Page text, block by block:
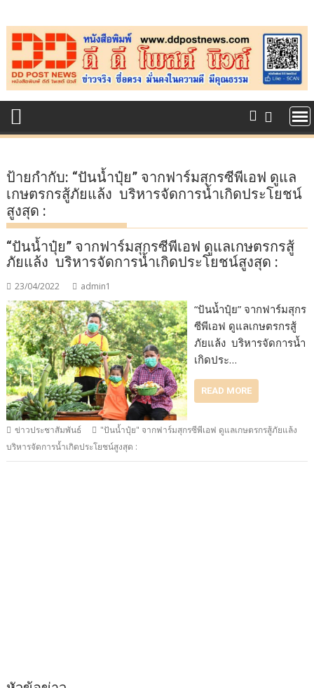
to
content
ป้ายกำกับ: “ปันน้ำปุ๋ย” จากฟาร์มสุกรซีพีเอฟ ดูแล
เกษตรกรสู้ภัยแล้ง บริหารจัดการน้ำเกิดประโยชน์
สูงสุด :
“ปันน้ำปุ๋ย” จากฟาร์มสุกรซีพีเอฟ ดูแลเกษตรกรสู้
ภัยแล้ง บริหารจัดการน้ำเกิดประโยชน์สูงสุด :
23/04/2022 admin1
“ปันน้ำปุ๋ย” จากฟาร์มสุกร
ซีพีเอฟ ดูแลเกษตรกรสู้
ภัยแล้ง บริหารจัดการน้ำ
เกิดประ…
READ MORE
ข่าวประชาสัมพันธ์
"ปันน้ำปุ๋ย" จากฟาร์มสุกรซีพีเอฟ ดูแลเกษตรกรสู้ภัยแล้ง
บริหารจัดการน้ำเกิดประโยชน์สูงสุด :